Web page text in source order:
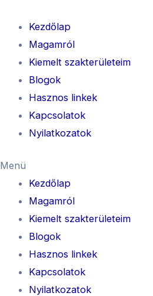
Kezdőlap
Magamról
Kiemelt szakterületeim
Blogok
Hasznos linkek
Kapcsolatok
Nyilatkozatok
Menü
Kezdőlap
Magamról
Kiemelt szakterületeim
Blogok
Hasznos linkek
Kapcsolatok
Nyilatkozatok